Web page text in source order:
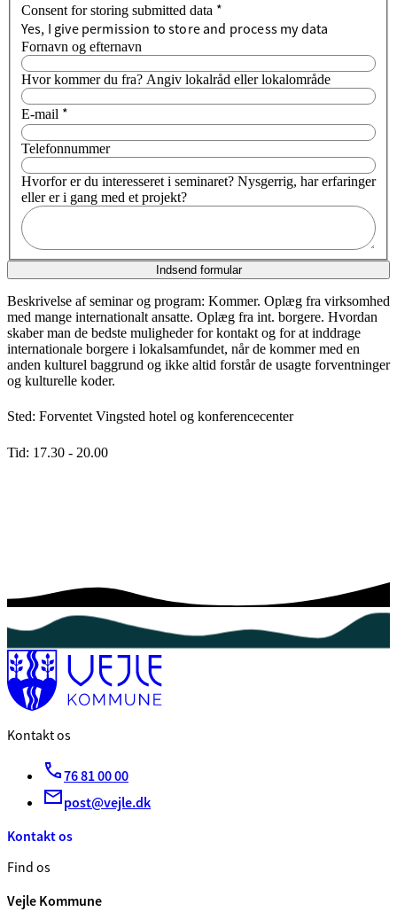
Consent for storing submitted data *
Yes, I give permission to store and process my data
Fornavn og efternavn
Hvor kommer du fra? Angiv lokalråd eller lokalområde
E-mail *
Telefonnummer
Hvorfor er du interesseret i seminaret? Nysgerrig, har erfaringer
eller er i gang med et projekt?
Indsend formular
Beskrivelse af seminar og program: Kommer. Oplæg fra virksomhed
med mange internationalt ansatte. Oplæg fra int. borgere. Hvordan
skaber man de bedste muligheder for kontakt og for at inddrage
internationale borgere i lokalsamfundet, når de kommer med en
anden kulturel baggrund og ikke altid forstår de usagte forventninger
og kulturelle koder.
Sted: Forventet Vingsted hotel og konferencecenter
Tid: 17.30 - 20.00
Kontakt os
76 81 00 00
post@vejle.dk
Kontakt os
Find os
Vejle Kommune